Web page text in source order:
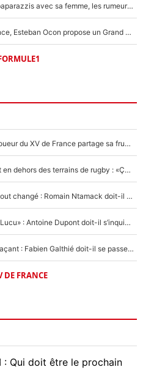
F1 : Charles Leclerc surpris par les paparazzis avec sa femme, les rumeurs étaient vraies !
Comme pour le final du Tour de France, Esteban Ocon propose un Grand Prix de Formule 1 à Paris : «Autour de l’Arc de Triomphe, ce serait génial» !
Mis de côté par Fabien Galthié, un joueur du XV de France partage sa frustration : «ils ne me l’ont pas dit tout de suite»
La raison d'être de Matthieu Jalibert en dehors des terrains de rugby : «Ça m'atteint autant que si tu touches à un membre de ma famille»
XV de France - Matthieu Jalibert a tout changé : Romain Ntamack doit-il s’inquiéter pour sa place à un an de la Coupe du monde ?
«Le XV de France est meilleur avec Lucu» : Antoine Dupont doit-il s’inquiéter pour sa place ?
Le XV de France a trouvé son remplaçant : Fabien Galthié doit-il se passer d'Antoine Dupont ?
DE FRANCE
: Qui doit être le prochain